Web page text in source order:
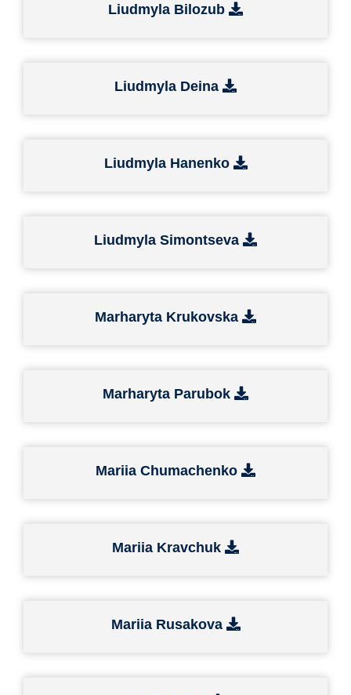
Liudmyla Bilozub
Liudmyla Deina
Liudmyla Hanenko
Liudmyla Simontseva
Marharyta Krukovska
Marharyta Parubok
Mariia Chumachenko
Mariia Kravchuk
Mariia Rusakova